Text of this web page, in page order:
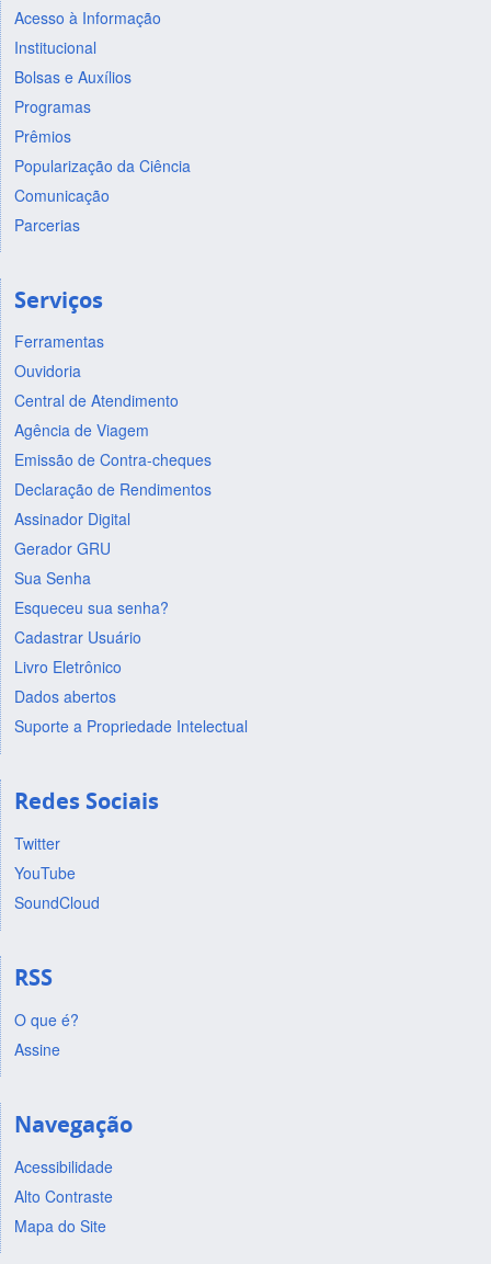
Acesso à Informação
Institucional
Bolsas e Auxílios
Programas
Prêmios
Popularização da Ciência
Comunicação
Parcerias
Serviços
Ferramentas
Ouvidoria
Central de Atendimento
Agência de Viagem
Emissão de Contra-cheques
Declaração de Rendimentos
Assinador Digital
Gerador GRU
Sua Senha
Esqueceu sua senha?
Cadastrar Usuário
Livro Eletrônico
Dados abertos
Suporte a Propriedade Intelectual
Redes Sociais
Twitter
YouTube
SoundCloud
RSS
O que é?
Assine
Navegação
Acessibilidade
Alto Contraste
Mapa do Site